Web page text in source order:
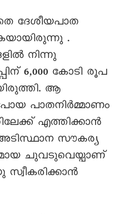
ദേശീയപാത
.
നിന്നു
6,000 കോടി രൂപ
ആ
പാതനിർമ്മാണം
എത്തിക്കാൻ
സൗകര്യ
ചുവടുവെയ്പാണ്
സ്വീകരിക്കാൻ